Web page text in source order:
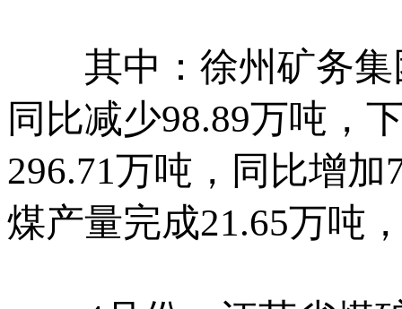
其中：徐州矿务集
同比减少98.89万吨，
296.71万吨，同比增
煤产量完成21.65万吨